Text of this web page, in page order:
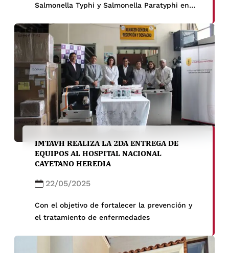
Salmonella Typhi y Salmonella Paratyphi en
Foto: Yi-Ting Wang, Edison Rivera, Maria
Claudia Andia, Richelle Charles, Fiorella
Krapp, Fabiana Bergamin, Marcio Marinho,
Gabriel Nyirenda y Sara Gavidia.
IMTAVH REALIZA LA 2DA ENTREGA DE
EQUIPOS AL HOSPITAL NACIONAL
CAYETANO HEREDIA
22/05/2025
Con el objetivo de fortalecer la prevención y
el tratamiento de enfermedades